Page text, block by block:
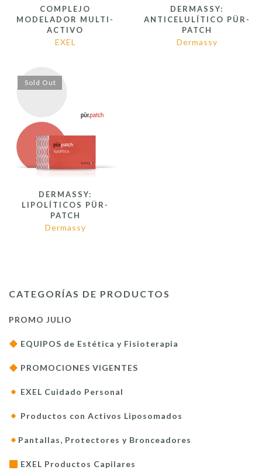
COMPLEJO
MODELADOR MULTI-
ACTIVO
EXEL
DERMASSY:
ANTICELULÍTICO PÜR-
PATCH
Dermassy
Sold Out
DERMASSY:
LIPOLÍTICOS PÜR-
PATCH
Dermassy
CATEGORÍAS DE PRODUCTOS
PROMO JULIO
EQUIPOS de Estética y Fisioterapia
PROMOCIONES VIGENTES
EXEL Cuidado Personal
Productos con Activos Liposomados
Pantallas, Protectores y Bronceadores
EXEL Productos Capilares